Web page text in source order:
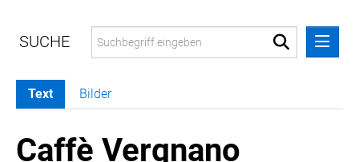
MELDUNGEN
COCA-COLA
Text Bilder
Caffè Vergnano